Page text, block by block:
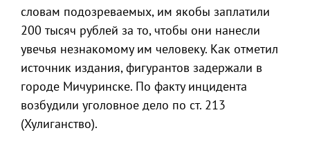
словам подозреваемых, им якобы заплатили
200 тысяч рублей за то, чтобы они нанесли
увечья незнакомому им человеку. Как отметил
источник издания, фигурантов задержали в
городе Мичуринске. По факту инцидента
возбудили уголовное дело по ст. 213
(Хулиганство).